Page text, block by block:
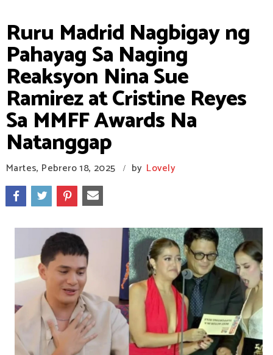
Ruru Madrid Nagbigay ng
Pahayag Sa Naging
Reaksyon Nina Sue
Ramirez at Cristine Reyes
Sa MMFF Awards Na
Natanggap
Martes, Pebrero 18, 2025 / by Lovely